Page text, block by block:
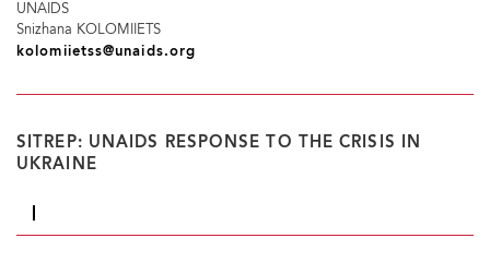
UNAIDS
Snizhana KOLOMIIETS
kolomiietss@unaids.org
SITREP: UNAIDS RESPONSE TO THE CRISIS IN
UKRAINE